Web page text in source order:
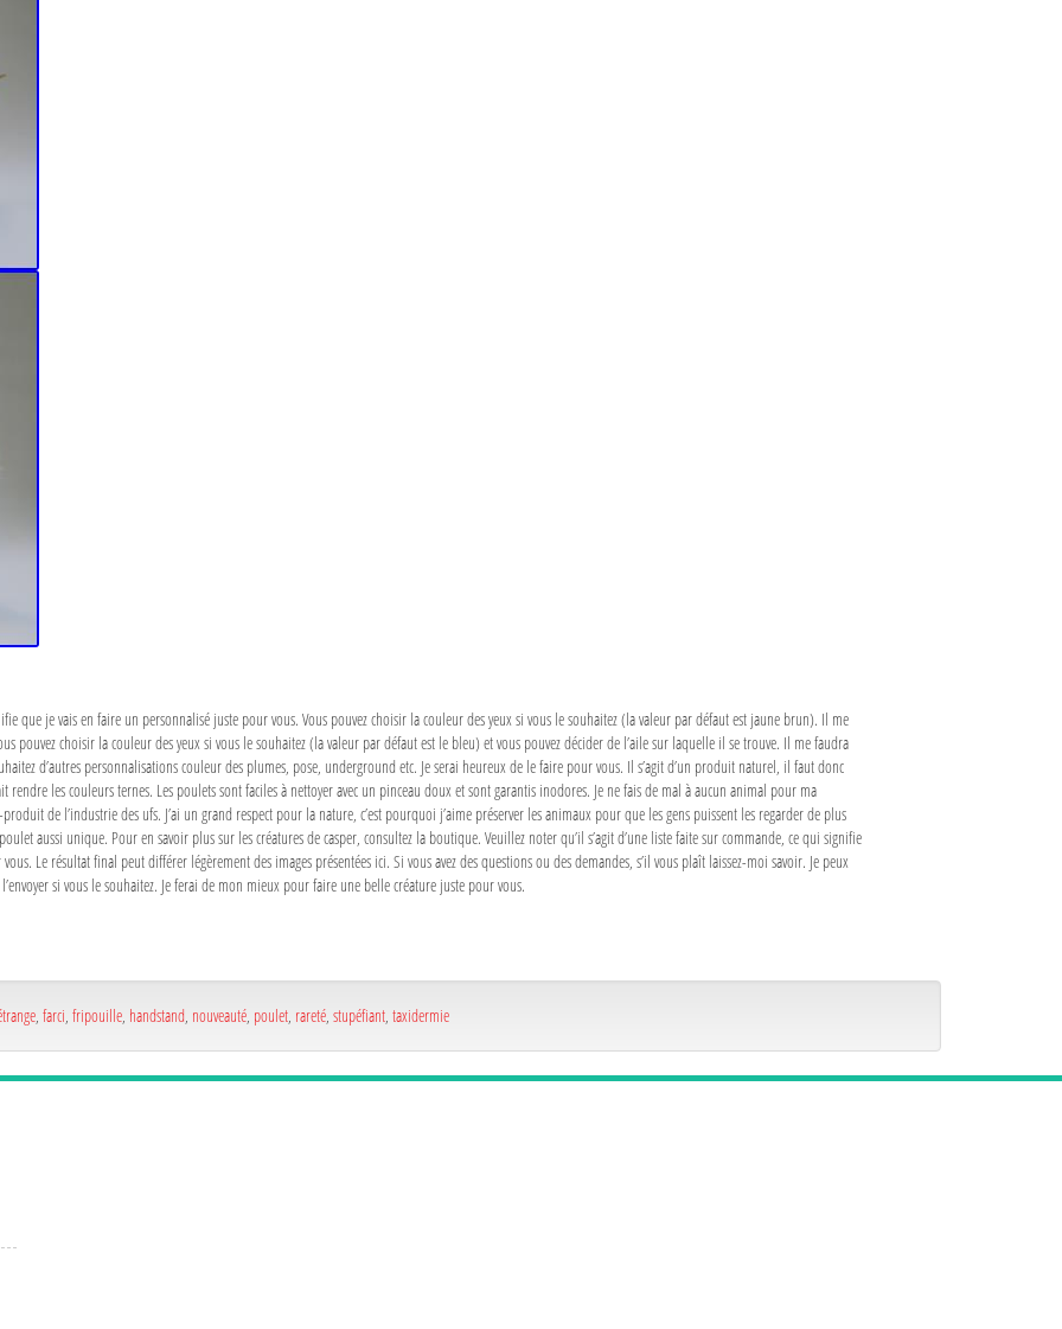
que je vais en faire un personnalisé juste pour vous. Vous pouvez choisir la couleur des yeux si vous le souhaitez (la valeur par défaut est jaune brun). Il me
pouvez choisir la couleur des yeux si vous le souhaitez (la valeur par défaut est le bleu) et vous pouvez décider de l’aile sur laquelle il se trouve. Il me faudra
d’autres personnalisations couleur des plumes, pose, underground etc. Je serai heureux de le faire pour vous. Il s’agit d’un produit naturel, il faut donc
les couleurs ternes. Les poulets sont faciles à nettoyer avec un pinceau doux et sont garantis inodores. Je ne fais de mal à aucun animal pour ma
de l’industrie des ufs. J’ai un grand respect pour la nature, c’est pourquoi j’aime préserver les animaux pour que les gens puissent les regarder de plus
aussi unique. Pour en savoir plus sur les créatures de casper, consultez la boutique. Veuillez noter qu’il s’agit d’une liste faite sur commande, ce qui signifie
Le résultat final peut différer légèrement des images présentées ici. Si vous avez des questions ou des demandes, s’il vous plaît laissez-moi savoir. Je peux
si vous le souhaitez. Je ferai de mon mieux pour faire une belle créature juste pour vous.
farci fripouille handstand nouveauté poulet rareté stupéfiant taxidermie